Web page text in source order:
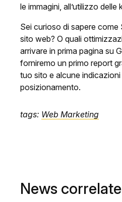
le immagini, all’utilizzo delle
Sei curioso di sapere come
sito web? O quali
arrivare in prima pagina su
forniremo un primo report
tuo sito e alcune indicazioni
posizionamento.
tags: Web Marketing
News correlate